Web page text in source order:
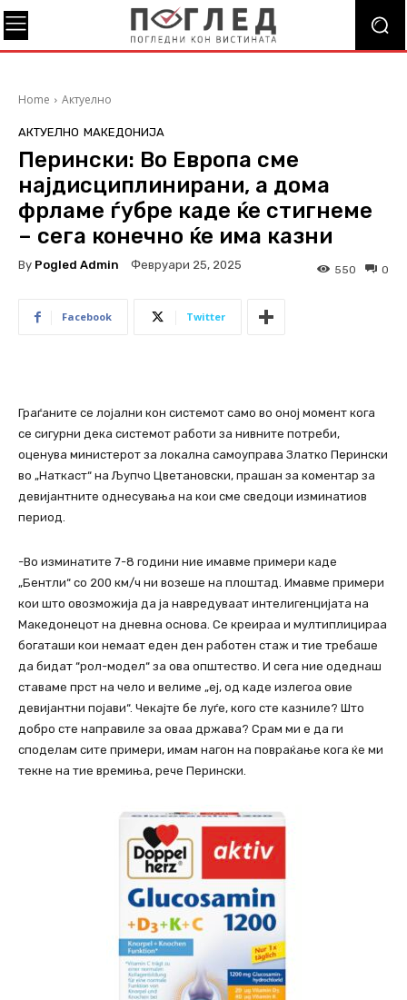
Home Актуелно
АКТУЕЛНО МАКЕДОНИЈА
Перински: Во Европа сме
најдисциплинирани, а дома
фрламе ѓубре каде ќе стигнеме
– сега конечно ќе има казни
By Pogled Admin Февруари 25, 2025 0
550
Facebook Twitter
Граѓаните се лојални кон системот само во оној момент кога
се сигурни дека системот работи за нивните потреби,
оценува министерот за локална самоуправа Златко Перински
во „Наткаст“ на Љупчо Цветановски, прашан за коментар за
девијантните однесувања на кои сме сведоци изминатиов
период.
-Во изминатите 7-8 години ние имавме примери каде
„Бентли“ со 200 км/ч ни возеше на плоштад. Имавме примери
кои што овозможија да ја навредуваат интелигенцијата на
Македонецот на дневна основа. Се креираа и мултиплицираа
богаташи кои немаат еден ден работен стаж и тие требаше
да бидат “рол-модел“ за ова општество. И сега ние одеднаш
ставаме прст на чело и велиме „еј, од каде излегоа овие
девијантни појави“. Чекајте бе луѓе, кого сте казниле? Што
добро сте направиле за оваа држава? Срам ми е да ги
споделам сите примери, имам нагон на повраќање кога ќе ми
текне на тие времиња, рече Перински.